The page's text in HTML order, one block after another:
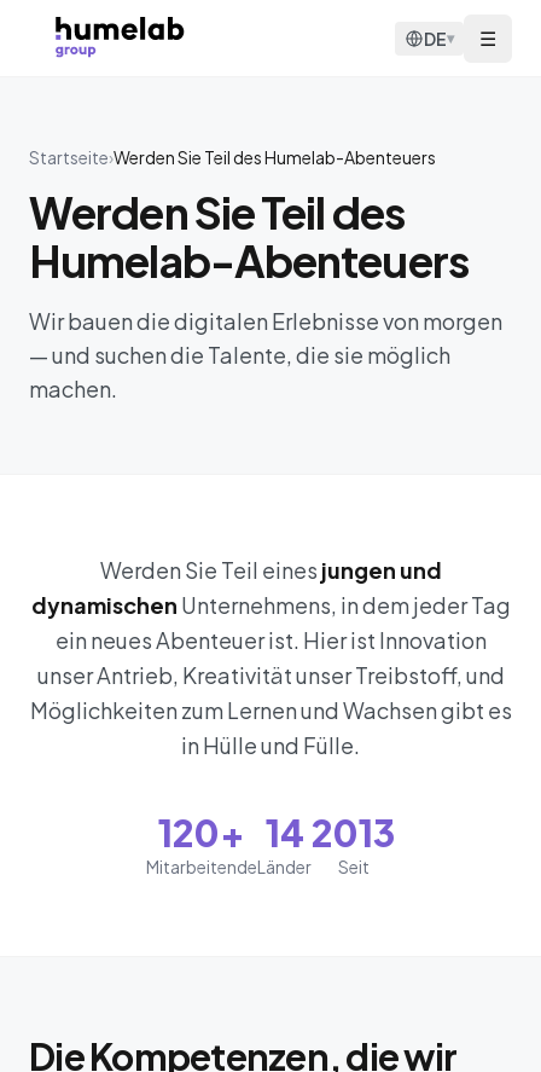
Zum Inhalt springen
DE▾ ☰
Startseite›Werden Sie Teil des Humelab-Abenteuers
Werden Sie Teil des
Humelab-Abenteuers
Wir bauen die digitalen Erlebnisse von morgen
— und suchen die Talente, die sie möglich
machen.
Werden Sie Teil eines jungen und
dynamischen Unternehmens, in dem jeder Tag
ein neues Abenteuer ist. Hier ist Innovation
unser Antrieb, Kreativität unser Treibstoff, und
Möglichkeiten zum Lernen und Wachsen gibt es
in Hülle und Fülle.
120+
Mitarbeitende
14
Länder
2013
Seit
Die Kompetenzen, die wir